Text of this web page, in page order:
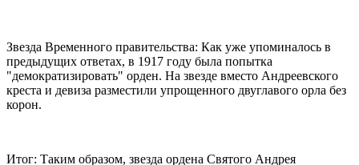
Звезда Временного правительства: Как уже упоминалось в
предыдущих ответах, в 1917 году была попытка
"демократизировать" орден. На звезде вместо Андреевского
креста и девиза разместили упрощенного двуглавого орла без
корон.
Итог: Таким образом, звезда ордена Святого Андрея